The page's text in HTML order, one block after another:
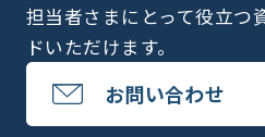
担当者さまにとって役立つ
ドいただけます。
お問い合わせ